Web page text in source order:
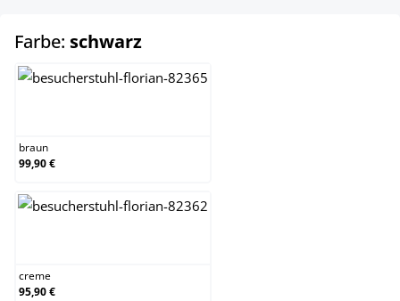
Farbe: schwarzauswählen
braun
99,90 €
creme
95,90 €